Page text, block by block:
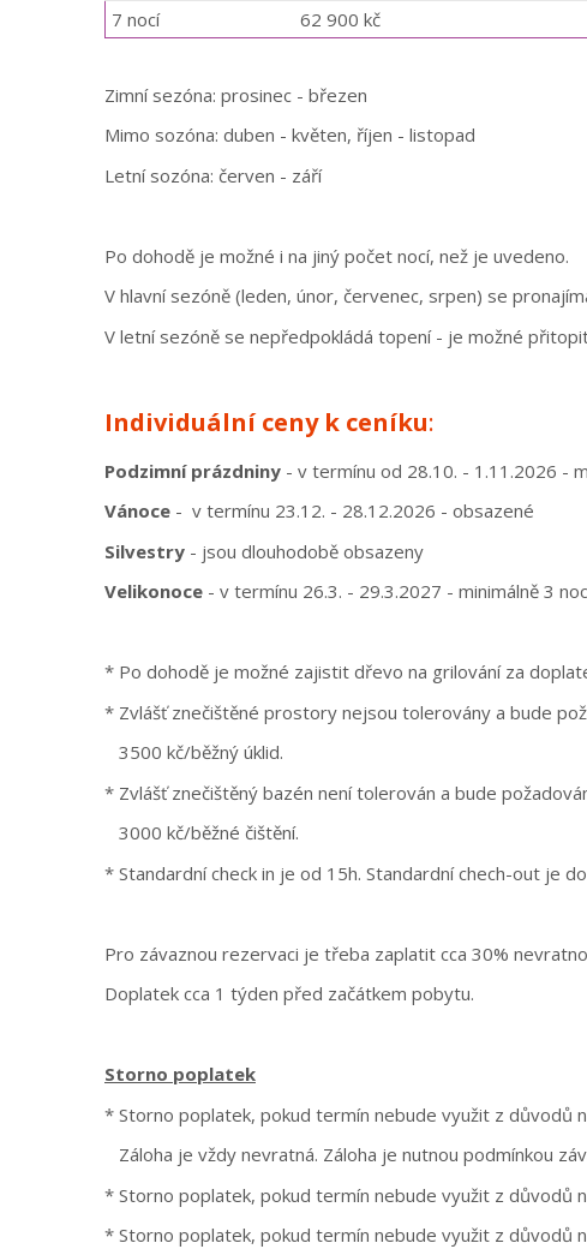
7 nocí
62 900 kč
Zimní sezóna: prosinec - březen
Mimo sozóna: duben - květen, říjen - listopad
Letní sozóna: červen - září
Po dohodě je možné i na jiný počet nocí, než je uvedeno.
V hlavní sezóně (leden, únor, červenec, srpen) se
V letní sezóně se nepředpokládá topení - je možné
Individuální ceny k ceníku:
Podzimní prázdniny - v termínu od 28.10. - 1.11.2026 -
Vánoce - v termínu 23.12. - 28.12.2026 - obsazené
Silvestry - jsou dlouhodobě obsazeny
Velikonoce - v termínu 26.3. - 29.3.2027 - minimálně 3
* Po dohodě je možné zajistit dřevo na grilování za
* Zvlášť znečištěné prostory nejsou tolerovány a bude
3500 kč/běžný úklid.
* Zvlášť znečištěný bazén není tolerován a bude
3000 kč/běžné čištění.
* Standardní check in je od 15h. Standardní chech-out je
Pro závaznou rezervaci je třeba zaplatit cca 30%
Doplatek cca 1 týden před začátkem pobytu.
Storno poplatek
* Storno poplatek, pokud termín nebude využit z důvodů
Záloha je vždy nevratná. Záloha je nutnou podmínkou
* Storno poplatek, pokud termín nebude využit z důvodů
* Storno poplatek, pokud termín nebude využit z důvodů